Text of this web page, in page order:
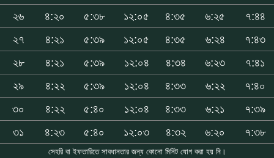
২৬
৪:২০ ৫:৩৮ ১২:০৫ ৪:৩৫ ৬:২৫
৭:৪৪
২৭
৪:২১ ৫:৩৯ ১২:০৫ ৪:৩৫ ৬:২৪
৭:৪৩
২৮
৪:২১ ৫:৩৯ ১২:০৪ ৪:৩৪ ৬:২৩
৭:৪১
২৯
৪:২২ ৫:৩৯ ১২:০৪ ৪:৩৩ ৬:২২
৭:৪০
৩০
৪:২২ ৫:৪০ ১২:০৪ ৪:৩৩ ৬:২১
৭:৩৯
৩১
৪:২৩ ৫:৪০ ১২:০৩ ৪:৩২ ৬:২০ ৭:৩৮
সেহরি বা ইফতারিতে সাবধানতার জন্য কোনো মিনিট যোগ করা হয় নি।